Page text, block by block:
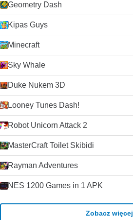
Geometry Dash
Kipas Guys
Minecraft
Sky Whale
Duke Nukem 3D
Looney Tunes Dash!
Robot Unicorn Attack 2
MasterCraft Toilet Skibidi
Rayman Adventures
NES 1200 Games in 1 APK
Zobacz więcej